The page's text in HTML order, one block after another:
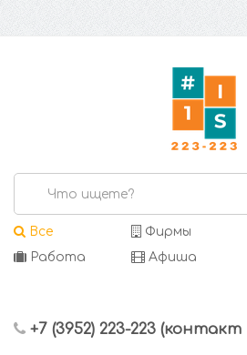
Все Фирмы
Работа
Афиша
+7 (3952) 223-223